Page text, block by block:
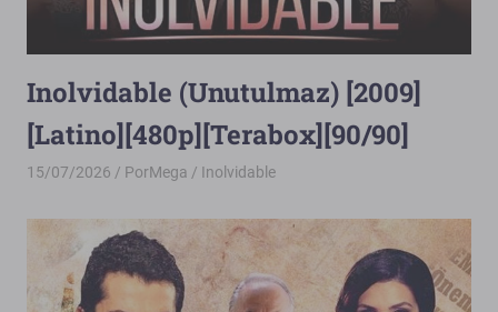
Inolvidable (Unutulmaz) [2009]
[Latino][480p][Terabox][90/90]
15/07/2026 PorMega Inolvidable